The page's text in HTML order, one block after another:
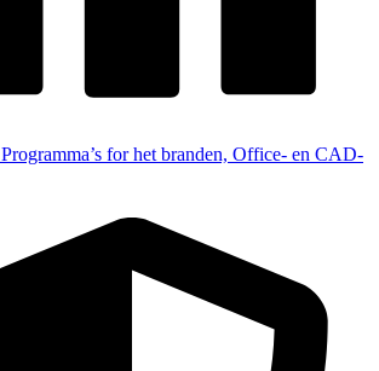
Programma’s for het branden, Office- en CAD-